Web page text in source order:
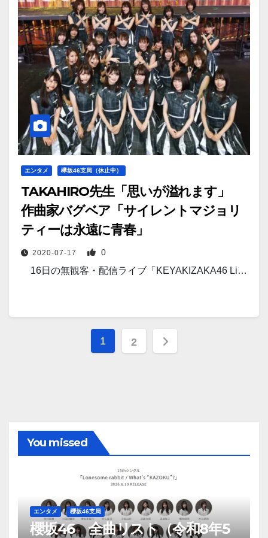
エンタメ 欅坂46支局（休止中）
TAKAHIRO先生「思いが溢れます」
作曲家バグベア「サイレントマジョリ
ティーは永遠に青春」
2020-07-17 0
16日の無観客・配信ライブ「KEYAKIZAKA46 Li…
投
ー
ジ
り
1 2
You missed
エンタメ 櫻坂46支局
櫻坂46 全曲リスト（令和8年5